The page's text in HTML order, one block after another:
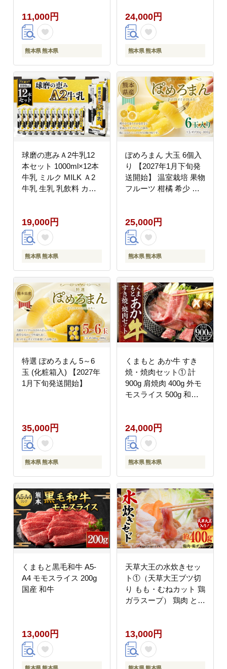
11,000円
熊本県 熊本県
み 惣菜
24,000円
熊本県 熊本県
球磨の恵みＡ2牛乳12
本セット 1000ml×12本
牛乳 ミルク MILK Ａ2
牛乳 生乳 乳飲料 カル
19,000円
熊本県 熊本県
ぽめろまん 大玉 6個入
り 【2027年1月下旬発
送開始】 温室栽培 果物
フルーツ 柑橘 希少 文
25,000円
熊本県 熊本県
特選 ぽめろまん 5～6
玉 (化粧箱入) 【2027年
1月下旬発送開始】
35,000円
熊本県 熊本県
くまもと あか牛 すき
焼・焼肉セット① 計
900g 肩焼肉 400g 外モ
モスライス 500g 和牛
24,000円
熊本県 熊本県
くまもと黒毛和牛 A5-
A4 モモスライス 200g
国産 和牛
13,000円
天草大王の水炊きセッ
ト①（天草大王ブツ切
り もも・むねカット 鶏
ガラスープ） 鶏肉 とり
お鍋
13,000円